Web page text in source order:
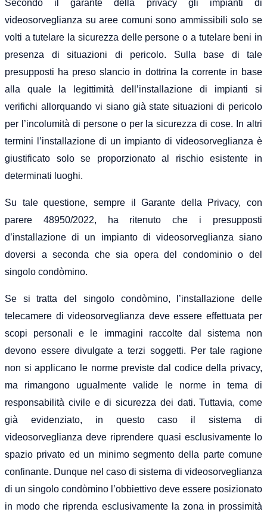
Secondo il garante della privacy gli impianti di
videosorveglianza su aree comuni sono ammissibili solo se
volti a tutelare la sicurezza delle persone o a tutelare beni in
presenza di situazioni di pericolo. Sulla base di tale
presupposti ha preso slancio in dottrina la corrente in base
alla quale la legittimità dell’installazione di impianti si
verifichi allorquando vi siano già state situazioni di pericolo
per l’incolumità di persone o per la sicurezza di cose. In altri
termini l’installazione di un impianto di videosorveglianza è
giustificato solo se proporzionato al rischio esistente in
determinati luoghi.
Su tale questione, sempre il Garante della Privacy, con
parere 48950/2022, ha ritenuto che i presupposti
d’installazione di un impianto di videosorveglianza siano
doversi a seconda che sia opera del condominio o del
singolo condòmino.
Se si tratta del singolo condòmino, l’installazione delle
telecamere di videosorveglianza deve essere effettuata per
scopi personali e le immagini raccolte dal sistema non
devono essere divulgate a terzi soggetti. Per tale ragione
non si applicano le norme previste dal codice della privacy,
ma rimangono ugualmente valide le norme in tema di
responsabilità civile e di sicurezza dei dati. Tuttavia, come
già evidenziato, in questo caso il sistema di
videosorveglianza deve riprendere quasi esclusivamente lo
spazio privato ed un minimo segmento della parte comune
confinante. Dunque nel caso di sistema di videosorveglianza
di un singolo condòmino l’obbiettivo deve essere posizionato
in modo che riprenda esclusivamente la zona in prossimità